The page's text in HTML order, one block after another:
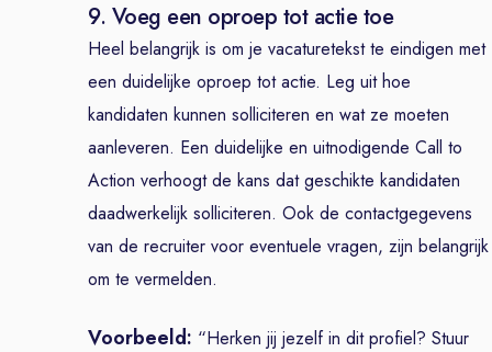
9. Voeg een oproep tot actie toe
Heel belangrijk is om je vacaturetekst te eindigen met
een duidelijke oproep tot actie. Leg uit hoe
kandidaten kunnen solliciteren en wat ze moeten
aanleveren. Een duidelijke en uitnodigende Call to
Action verhoogt de kans dat geschikte kandidaten
daadwerkelijk solliciteren. Ook de contactgegevens
van de recruiter voor eventuele vragen, zijn belangrijk
om te vermelden.
Voorbeeld: “Herken jij jezelf in dit profiel? Stuur